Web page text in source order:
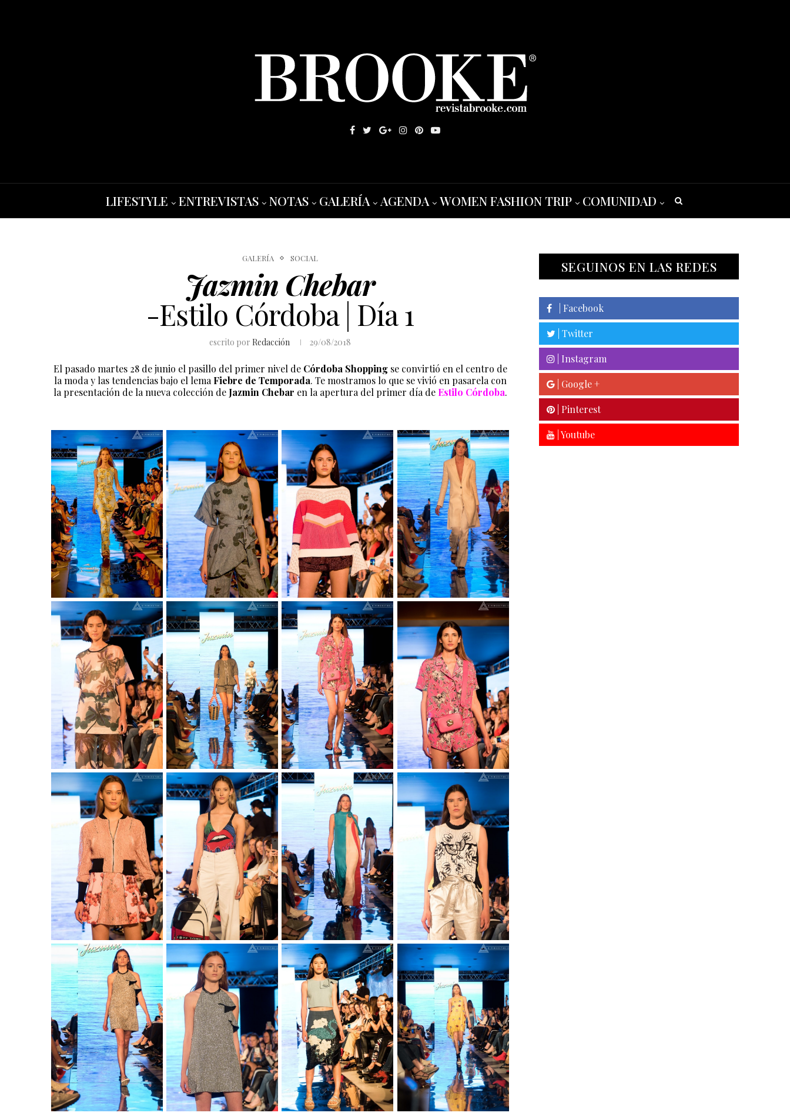
LIFESTYLE ENTREVISTAS NOTAS GALERÍA AGENDA WOMEN FASHION TRIP COMUNIDAD
GALERÍA SOCIAL
Jazmin Chebar
-Estilo Córdoba | Día 1
escrito porRedacción 29/08/2018
El pasado martes 28 de junio el pasillo del primer nivel de Córdoba Shoppingse convirtió en el centro de
la moda y las tendencias bajo el lema Fiebre de Temporada. Te mostramos lo que se vivió en pasarela con
la presentación de la nueva colección de Jazmin Chebar en la apertura del primer día de Estilo Córdoba.
SEGUINOS EN LAS REDES
| Facebook
| Twitter
| Instagram
| Google +
| Pinterest
| Youtube